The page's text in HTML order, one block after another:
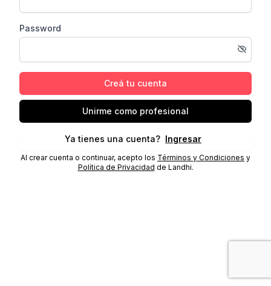
Password
Creá tu cuenta
Unirme como profesional
Ya tienes una cuenta? Ingresar
Al crear cuenta o continuar, acepto los Términos y Condiciones y
Política de Privacidad de Landhi.